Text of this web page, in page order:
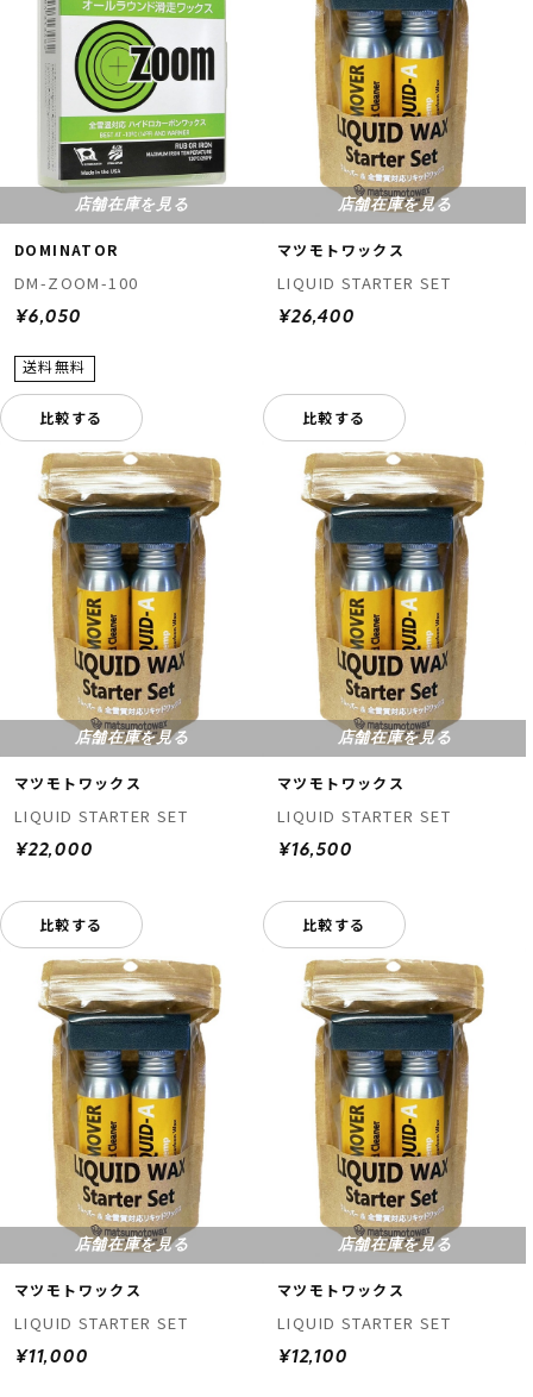
店舗在庫を見る
DOMINATOR
DM-ZOOM-100
¥6,050
比較する
店舗在庫を見る
マツモトワックス
LIQUID STARTER SET
¥26,400
比較する
店舗在庫を見る
マツモトワックス
LIQUID STARTER SET
¥22,000
比較する
店舗在庫を見る
マツモトワックス
LIQUID STARTER SET
¥16,500
比較する
店舗在庫を見る
マツモトワックス
LIQUID STARTER SET
¥11,000
店舗在庫を見る
マツモトワックス
LIQUID STARTER SET
¥12,100